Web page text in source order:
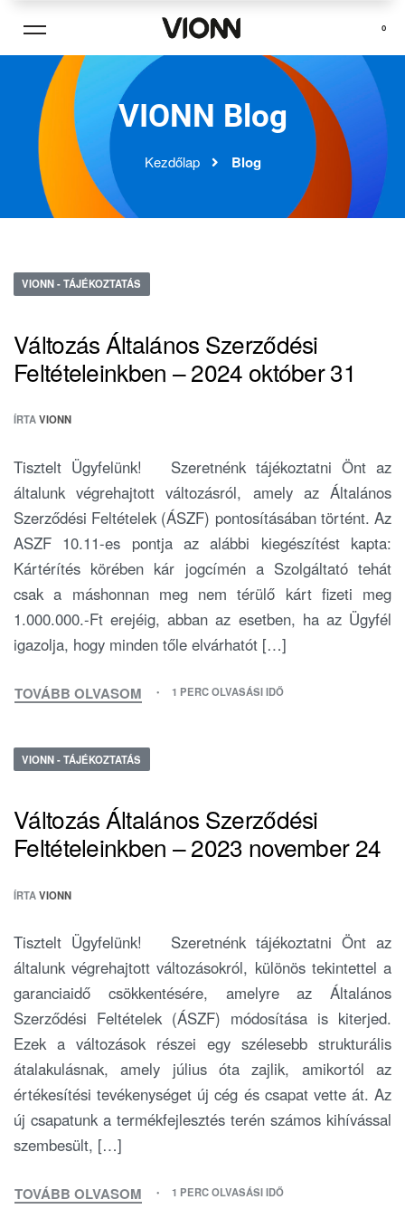
0
VIONN Blog
Kezdőlap Blog
VIONN - TÁJÉKOZTATÁS
Változás Általános Szerződési
Feltételeinkben – 2024 október 31
ÍRTAVIONN
Tisztelt Ügyfelünk! Szeretnénk tájékoztatni Önt az
általunk végrehajtott változásról, amely az Általános
Szerződési Feltételek (ÁSZF) pontosításában történt. Az
ASZF 10.11-es pontja az alábbi kiegészítést kapta:
Kártérítés körében kár jogcímén a Szolgáltató tehát
csak a máshonnan meg nem térülő kárt fizeti meg
1.000.000.-Ft erejéig, abban az esetben, ha az Ügyfél
igazolja, hogy minden tőle elvárhatót […]
TOVÁBB OLVASOM 1 PERC OLVASÁSI IDŐ
VIONN - TÁJÉKOZTATÁS
Változás Általános Szerződési
Feltételeinkben – 2023 november 24
ÍRTAVIONN
Tisztelt Ügyfelünk! Szeretnénk tájékoztatni Önt az
általunk végrehajtott változásokról, különös tekintettel a
garanciaidő csökkentésére, amelyre az Általános
Szerződési Feltételek (ÁSZF) módosítása is kiterjed.
Ezek a változások részei egy szélesebb strukturális
átalakulásnak, amely július óta zajlik, amikortól az
értékesítési tevékenységet új cég és csapat vette át. Az
új csapatunk a termékfejlesztés terén számos kihívással
szembesült, […]
TOVÁBB OLVASOM 1 PERC OLVASÁSI IDŐ